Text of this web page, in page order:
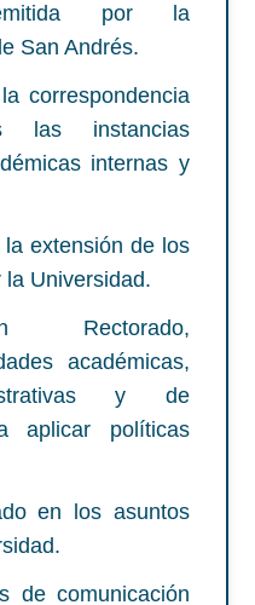
emitida por la
San Andrés.
correspondencia
las instancias
internas y
extensión de los
Universidad.
Rectorado,
académicas,
y de
aplicar políticas
en los asuntos
de comunicación